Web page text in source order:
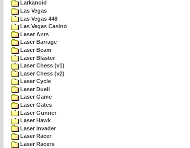
Larkanoid
Las Vegas
Las Vegas 448
Las Vegas Casino
Laser Ants
Laser Barrage
Laser Beam
Laser Blaster
Laser Chess (v1)
Laser Chess (v2)
Laser Cycle
Laser Duell
Laser Game
Laser Gates
Laser Gunner
Laser Hawk
Laser Invader
Laser Racer
Laser Racers